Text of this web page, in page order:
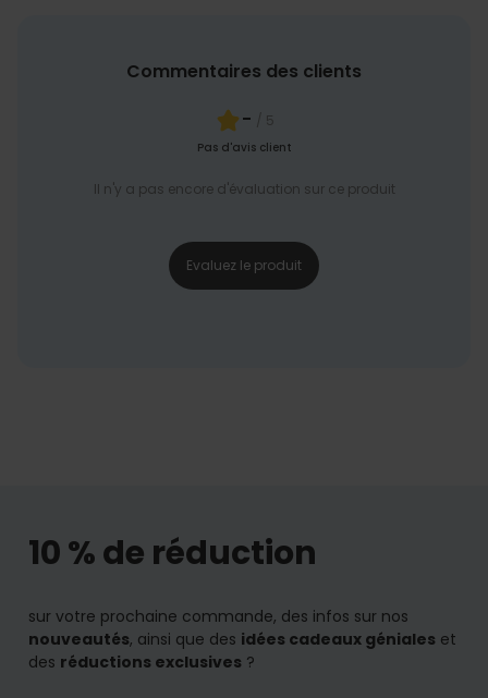
Commentaires des clients
- / 5
Pas d'avis client
Il n'y a pas encore d'évaluation sur ce produit
Evaluez le produit
10 % de réduction
sur votre prochaine commande, des infos sur nos
nouveautés, ainsi que des idées cadeaux géniales et
des réductions exclusives ?